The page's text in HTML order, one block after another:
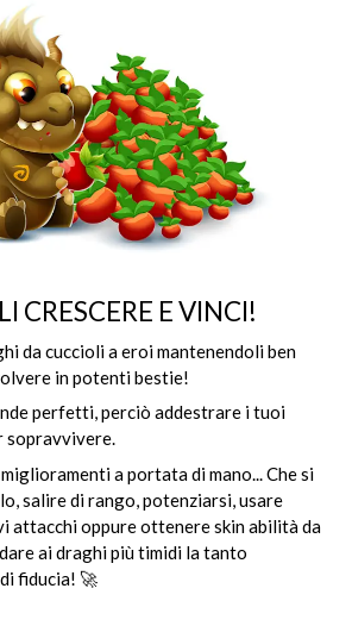
CRESCERE E VINCI!
da cuccioli a eroi mantenendoli ben
in potenti bestie!
perfetti, perciò addestrare i tuoi
sopravvivere.
a portata di mano... Che si
salire di rango, potenziarsi, usare
attacchi oppure ottenere skin abilità da
ai draghi più timidi la tanto
fiducia! 🚀